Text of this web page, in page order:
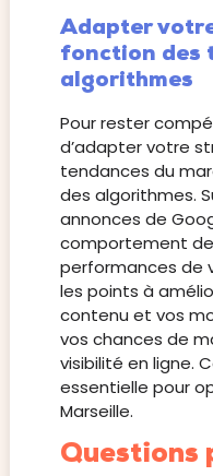
Adapter
fonction des
algorithmes
Pour rester
d’adapter votre
tendances du
des algorithmes.
annonces de
comportement
performances de
les points à
contenu et vos
vos chances de
visibilité en ligne.
essentielle pour
Marseille.
Questions